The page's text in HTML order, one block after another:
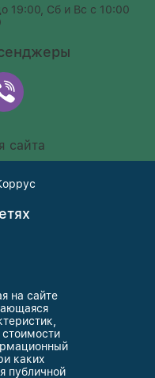
19:00, Сб и Вс с 10:00
сайта
на сайте
стоимости
каких
публичной